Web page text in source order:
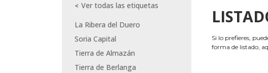
Ver todas las etiquetas
La Ribera del Duero
Soria Capital
Tierra de Almazán
Tierra de Berlanga
Si lo prefieres,
forma de listado,